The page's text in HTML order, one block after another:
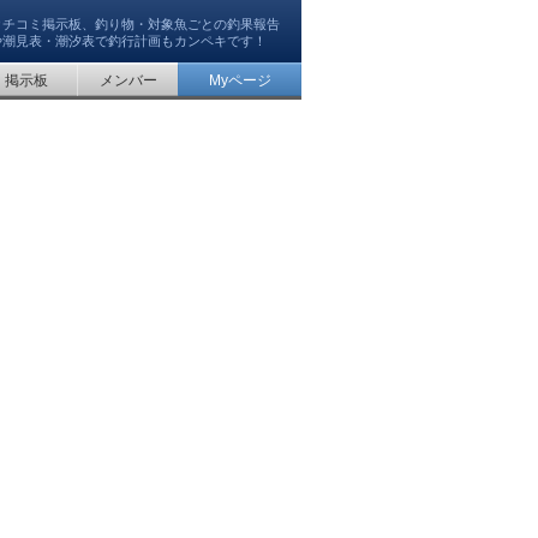
コミ掲示板、釣り物・対象魚ごとの釣果報告
見表・潮汐表で釣行計画もカンペキです！
掲示板 メンバー Myページ